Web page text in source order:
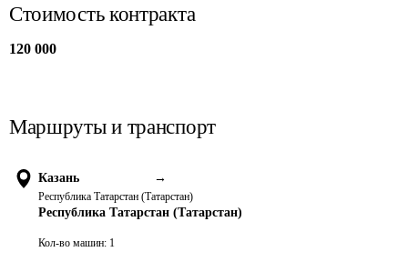
Стоимость контракта
120 000
Маршруты и транспорт
Казань →
Республика Татарстан (Татарстан)
Республика Татарстан (Татарстан)
Кол-во машин: 1